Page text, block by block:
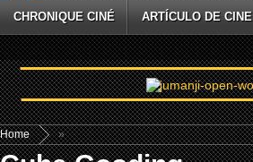
CHRONIQUE CINÉ ARTÍCULO DE CINE
Home »